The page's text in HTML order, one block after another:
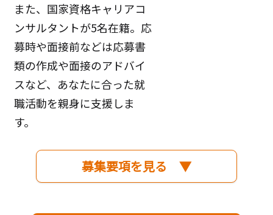
また、国家資格キャリアコ
ンサルタントが5名在籍。応
募時や面接前などは応募書
類の作成や面接のアドバイ
スなど、あなたに合った就
職活動を親身に支援しま
す。
募集要項を見る ▼